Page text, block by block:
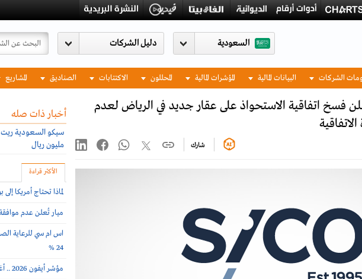
السعودية
الشركات البيانات المالية المؤشرات المالية المحللون الاكتتابات الصناديق المشاريع
فسخ اتفاقية الاستحواذ على عقار جديد في الرياض لعدم
شارك
أخبار ذات صله
مليون ريال
الأكثر قراءة
لماذا تحتاج أمريكا
ميار تُعلن عدم
اس ام سي للرعاية
24 %
مؤشر أيفون 2026 .. أغلى وأرخص دول العالم لشراء الجوال